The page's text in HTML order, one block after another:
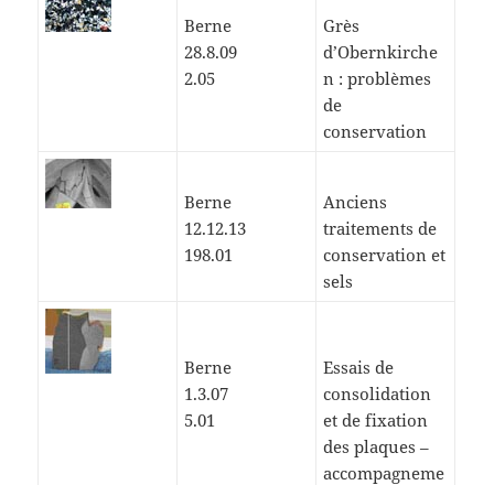
Berne
28.8.09
2.05
Grès
d’Obernkirche
n : problèmes
de
conservation
Berne
12.12.13
198.01
Anciens
traitements de
conservation et
sels
Berne
1.3.07
5.01
Essais de
consolidation
et de fixation
des plaques –
accompagneme